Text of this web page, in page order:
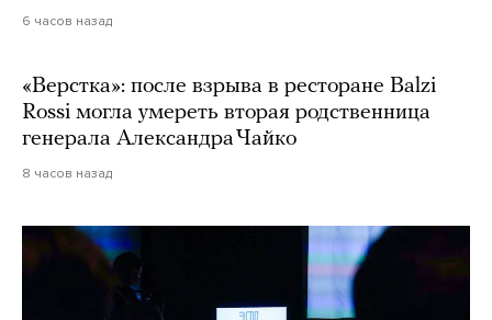
6 часов назад
«Верстка»: после взрыва в ресторане Balzi
Rossi могла умереть вторая родственница
генерала Александра Чайко
8 часов назад